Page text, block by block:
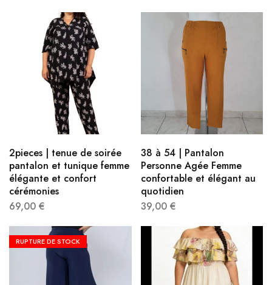
2pieces | tenue de soirée
pantalon et tunique ​femme
élégante et confort
cérémonies
69,00 €
38 à 54 | Pantalon
Personne Agée Femme
confortable et élégant au
quotidien
39,00 €
RUPTURE DE STOCK